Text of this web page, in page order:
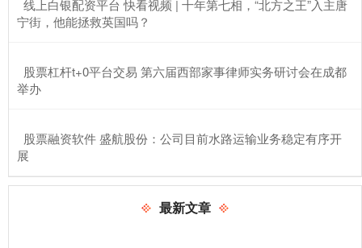
​线上白银配资平台 快看视频 | 十年第七相，“北方之王”入主唐
宁街，他能拯救英国吗？
​股票杠杆t+0平台交易 第六届西部家事律师实务研讨会在成都
举办
​股票融资软件 盛航股份：公司目前水路运输业务稳定有序开
展
最新文章